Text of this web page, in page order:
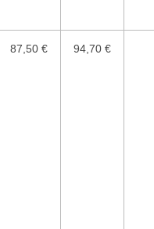
87,50 € 94,70 €